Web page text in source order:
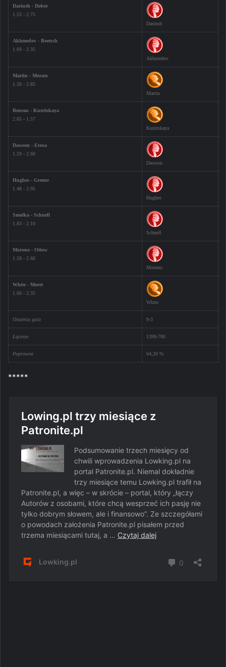
Dariush - Dober
1.53 - 2.75
Dariush
Akhmedov - Boetsch
1.69 - 2.35
Akhmedov
Martin - Moraes
1.50 - 2.85
Martin
Reneau - Kunitskaya
2.65 - 1.57
Kunitskaya
Dawson - Erosa
1.59 - 2.60
Dawson
Hughes - Greene
1.48 - 2.95
Hughes
Smolka - Schnell
1.83 - 2.10
Schnell
Morono - Ottow
1.59 - 2.60
Morono
White - Moret
1.69 - 2.35
White
Ostatnia gala 9-3
Łącznie 1399-780
Poprawne 64,20 %
*****